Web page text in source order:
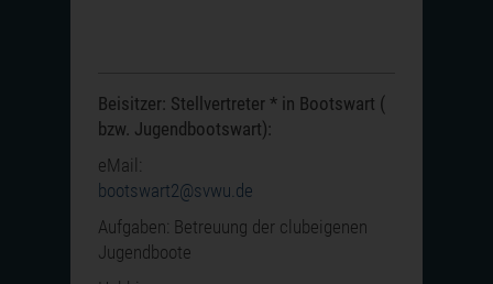
Beisitzer: Stellvertreter * in Bootswart (
bzw. Jugendbootswart):
eMail:
bootswart2@svwu.de
Aufgaben: Betreuung der clubeigenen
Jugendboote